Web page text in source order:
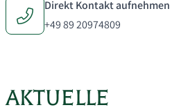
Direkt Kontakt aufnehmen
+49 89 20974809
AKTUELLE